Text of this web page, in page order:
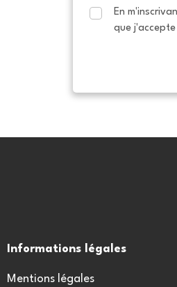
En
que j'accepte
Informations légales
Mentions légales